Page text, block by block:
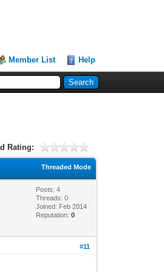
Member List Help
Rating:
Threaded Mode
Posts: 4
Threads: 0
Joined: Feb 2014
Reputation:0
#11